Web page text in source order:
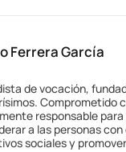
Ferrera García
de vocación,
Comprometido
responsable para
a las personas
sociales y